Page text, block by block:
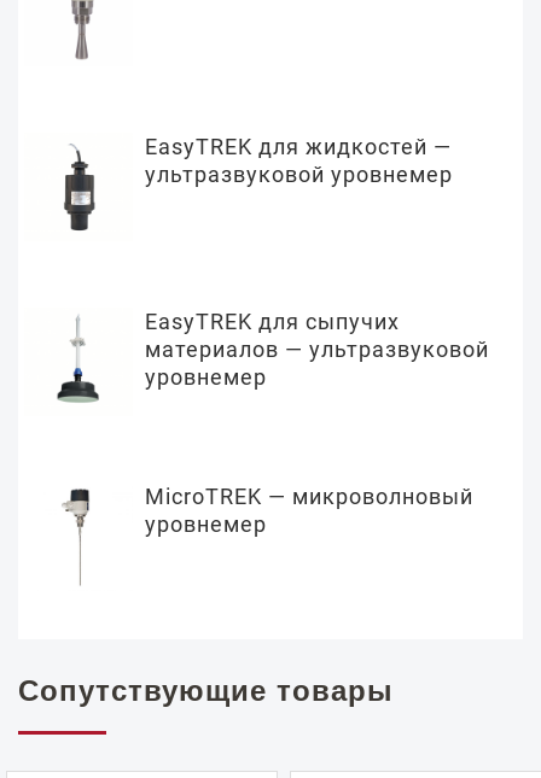
EasyTREK для жидкостей —
ультразвуковой уровнемер
EasyTREK для сыпучих
материалов — ультразвуковой
уровнемер
MicroTREK — микроволновый
уровнемер
Сопутствующие товары